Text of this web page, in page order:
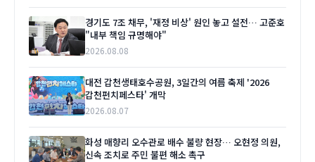
경기도 7조 채무, '재정 비상' 원인 놓고 설전… 고준호
"내부 책임 규명해야"
2026.08.08
대전 갑천생태호수공원, 3일간의 여름 축제 '2026
갑천펀치페스타' 개막
2026.08.07
화성 매향리 오수관로 배수 불량 현장… 오현정 의원,
신속 조치로 주민 불편 해소 촉구